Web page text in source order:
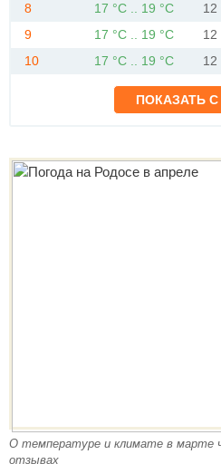
8
17 °C .. 19 °C 12
9
17 °C .. 19 °C 12
10
17 °C .. 19 °C 12
О температуре и климате в марте
отзывах